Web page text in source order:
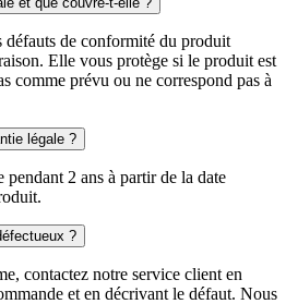
défauts de conformité du produit
Elle vous protège si le produit est
comme prévu ou ne correspond pas à
légale ?
2 ans à partir de la date
?
contactez notre service client en
et en décrivant le défaut. Nous